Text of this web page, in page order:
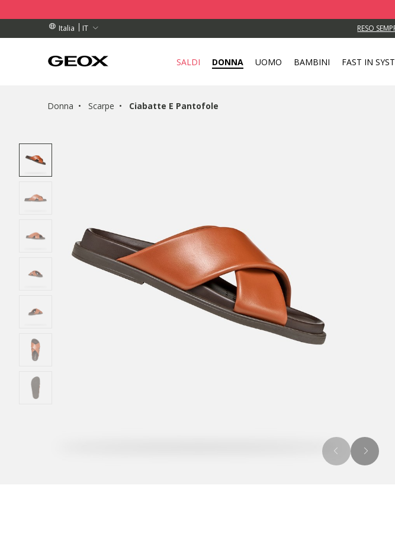
Italia
IT
SUPERIORI A 99,00 € RESO
RITIRO VICINO A TE.
SUPERIORI A 99,00 €
SALDI DONNA UOMO BAMBINI FAST IN
Donna Scarpe Ciabatte E Pantofole